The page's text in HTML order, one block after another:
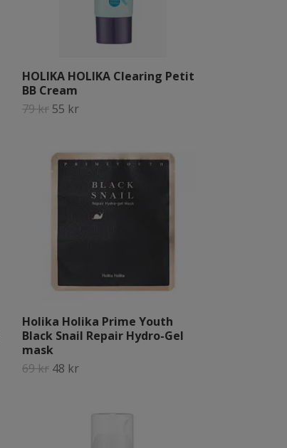
HOLIKA HOLIKA Clearing Petit
BB Cream
79 kr 55 kr
Holika Holika Prime Youth
Black Snail Repair Hydro-Gel
mask
69 kr 48 kr